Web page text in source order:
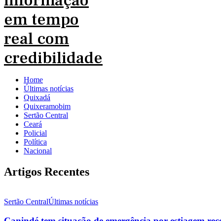
Home
Últimas notícias
Quixadá
Quixeramobim
Sertão Central
Ceará
Policial
Política
Nacional
Artigos Recentes
Sertão CentralÚltimas notícias